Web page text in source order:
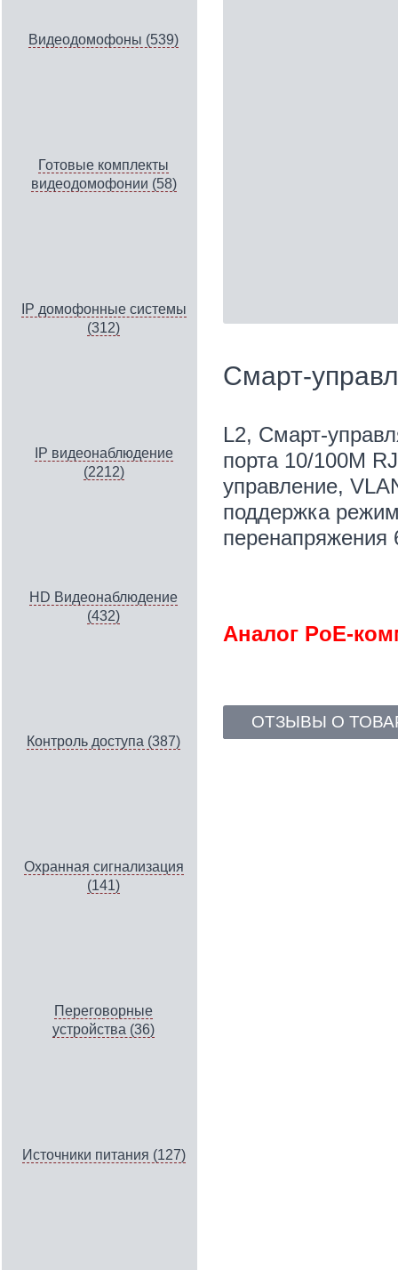
Видеодомофоны (539)
Готовые комплекты
видеодомофонии (58)
IP домофонные системы
(312)
IP видеонаблюдение
(2212)
HD Видеонаблюдение
(432)
Контроль доступа (387)
Охранная сигнализация
(141)
Переговорные
устройства (36)
Источники питания (127)
Смарт-
L2, Смарт-
порта 10/100M
управление,
поддержка
перенапряжения
Аналог PoE-
ОТЗЫВЫ О